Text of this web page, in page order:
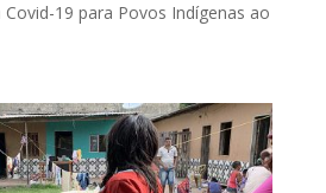
19 para Povos Indígenas ao